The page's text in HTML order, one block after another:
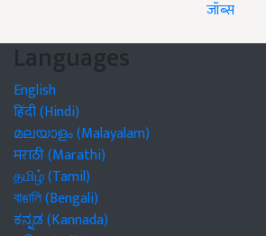
जॉब्स
Languages
English
हिंदी (Hindi)
മലയാളം (Malayalam)
मराठी (Marathi)
தமிழ் (Tamil)
বাঙালি (Bengali)
ಕನ್ನಡ (Kannada)